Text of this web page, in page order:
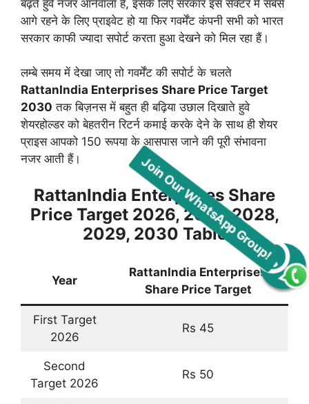
बढ़ते हुवे नजर आनेवाला है, इसके लिए सरकार इस सेक्टर में सबसे
आगे रहने के लिए प्राइवेट हो या फिर गवर्मेंट कंपनी सभी को भारत
सरकार काफी ज्यादा सपोर्ट करता हुआ देखने को मिल रहा हैं।
लम्बे समय में देखा जाए तो गवर्मेंट की सपोर्ट के चलते
RattanIndia Enterprises Share Price Target
2030 तक बिज़नस में बहुत ही बढ़िया उछाल दिखाते हुवे
शेयरहोल्डर को बेहतरीन रिटर्न कमाई करके देने के साथ ही शेयर
प्राइस आपको 150 रूपया के आसपास जाने की पूरी संभावना
नजर आती हैं।
RattanIndia Enterprises Share
Price Target 2026, 2027, 2028,
2029, 2030 Table
Year
RattanIndia Enterprises
Share Price Target
First Target
2026
Rs 45
Second
Target 2026
Rs 50
Join Our WhatsApp Group!